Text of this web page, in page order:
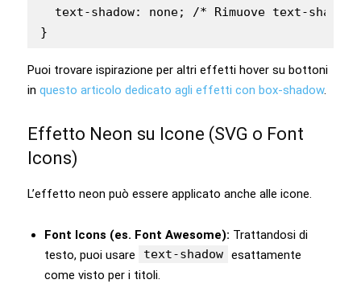
text-shadow: none; /* Rimuove text-shadow
Puoi trovare ispirazione per altri effetti hover su bottoni
in questo articolo dedicato agli effetti con box-shadow.
Effetto Neon su Icone (SVG o Font
Icons)
L’effetto neon può essere applicato anche alle icone.
Font Icons (es. Font Awesome): Trattandosi di
testo, puoi usare
text-shadow esattamente
come visto per i titoli.